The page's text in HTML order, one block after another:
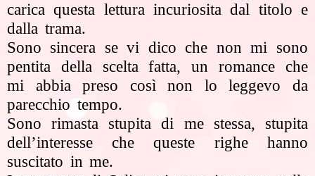
carica questa lettura incuriosita dal titolo e
dalla trama.
Sono sincera se vi dico che non mi sono
pentita della scelta fatta, un romance che
mi abbia preso così non lo leggevo da
parecchio tempo.
Sono rimasta stupita di me stessa, stupita
dell’interesse che queste righe hanno
suscitato in me.